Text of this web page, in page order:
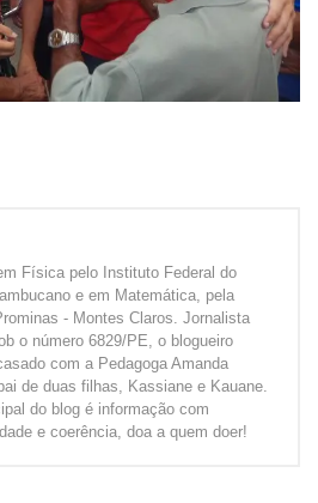
Física pelo Instituto Federal do
e em Matemática, pela
- Montes Claros. Jornalista
o número 6829/PE, o blogueiro
com a Pedagoga Amanda
de duas filhas, Kassiane e Kauane.
do blog é informação com
e coerência, doa a quem doer!